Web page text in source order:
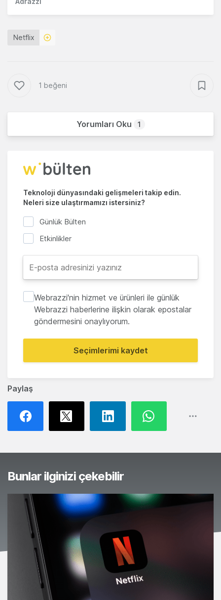
Paylaş
Netflix
1 beğeni
Yorumları Oku 1
Teknoloji dünyasındaki gelişmeleri takip edin.
Neleri size ulaştırmamızı istersiniz?
Günlük Bülten
Etkinlikler
Webrazzi'nin hizmet ve ürünleri ile günlük
Webrazzi haberlerine ilişkin olarak epostalar
göndermesini onaylıyorum.
Seçimlerimi kaydet
Bunlar ilginizi çekebilir